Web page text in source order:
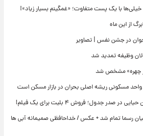
با یک پست متفاوت؛ «غمگینم بسیار زیاد»!
از این ماه
در جشن نفس | تصاویر
وظیفه تمدید شد
چهره» مشخص شد
واحد مسکونی ریشه اصلی بحران در بازار مسکن است
صدر جدول؛ فروش ۴ بلیت برای یک فیلم!
رسما تمام شد + عکس / خداحافظی صمیمانه آبی ها